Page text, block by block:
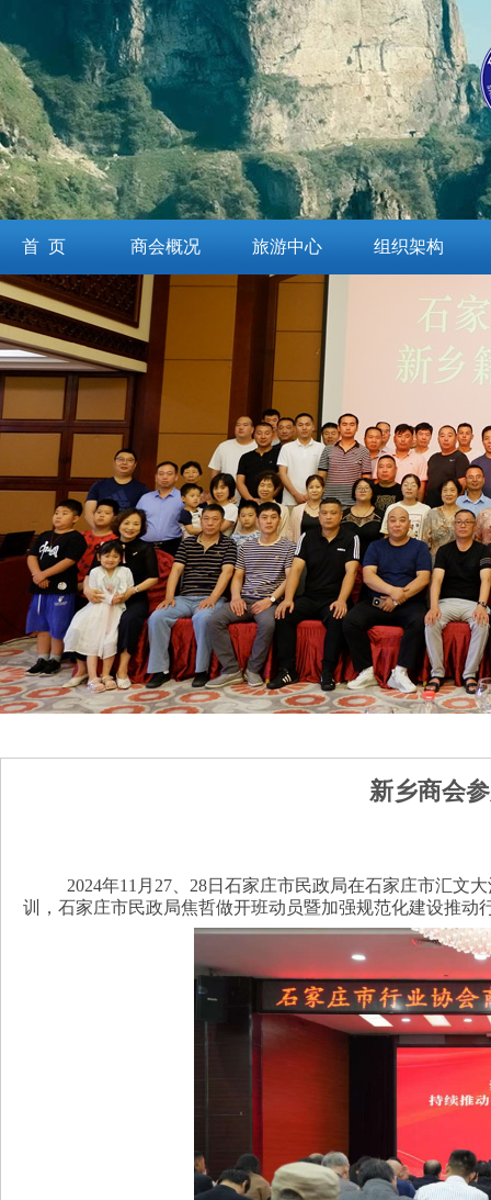
首 页 商会概况 旅游中心 组织架构
新乡商会
2024年11月27、28日石家庄市民政局在石家庄市汇文
训，石家庄市民政局焦哲做开班动员暨加强规范化建设推